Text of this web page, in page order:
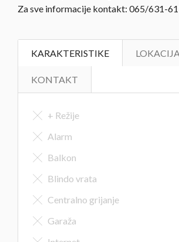
Za sve informacije kontakt: 065/631-
KARAKTERISTIKE
KONTAKT
+ Režije
Alarm
Balkon
Blindo vrata
Centralno grijanje
Garaža